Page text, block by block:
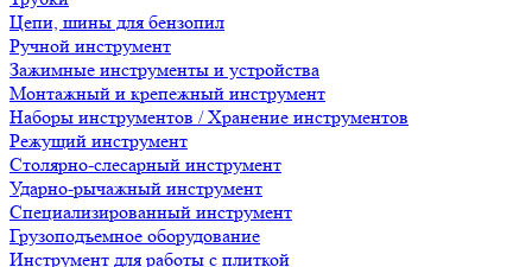
Цепи, шины для бензопил
Ручной инструмент
Зажимные инструменты и устройства
Монтажный и крепежный инструмент
Наборы инструментов / Хранение инструментов
Режущий инструмент
Столярно-слесарный инструмент
Ударно-рычажный инструмент
Специализированный инструмент
Грузоподъемное оборудование
Инструмент для работы с плиткой